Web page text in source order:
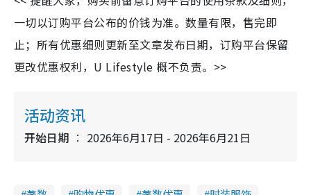
一切以订购平台公布的价钱为准。数量有限，售完即
止；所有优惠细则更新至文章发布日期，订购平台保留
更改优惠权利，U Lifestyle 概不负责。>>
活动资讯
开始日期 2026年6月17日 - 2026年6月21日